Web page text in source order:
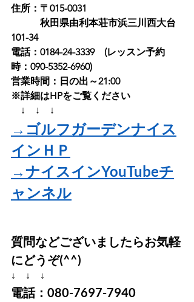
住所：〒015-0031
秋田県由利本荘市浜三川西大台
101-34
電話：0184-24-3339　(レッスン予約
時：090-5352-6960)
営業時間：日の出～21:00
※詳細はHPをご覧ください
↓　↓　↓
→ゴルフガーデンナイス
インＨＰ
→ナイスインYouTubeチ
ャンネル
質問などございましたらお気軽
にどうぞ(^^)
↓　↓　↓
電話：080-7697-7940